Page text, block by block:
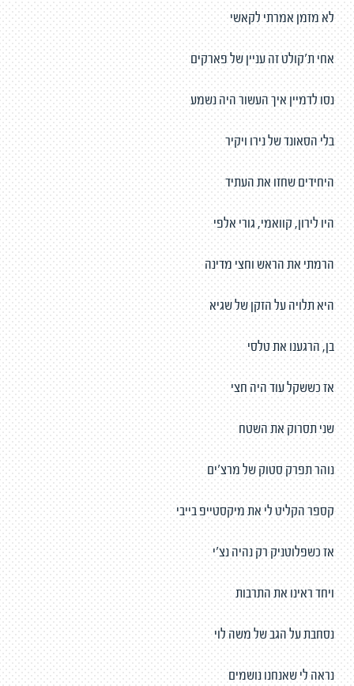
לא מזמן אמרתי לקאשי
אחי ת'קולט זה עניין של פארקים
נסו לדמיין איך העשור היה נשמע
בלי הסאונד של נירו ויקיר
היחידים שחזו את העתיד
היו לירון, קוואמי, גורי אלפי
הרמתי את הראש וחצי מדינה
היא תלויה על הזקן של שגיא
בן, הרגענו את טלסי
אז כששקל עוד היה חצי
שני תסרוק את השטח
נוהר תפרק סטוק של מרצ'ים
קספר הקליט לי את מיקסטייפ בייבי
אז כשפלוטניק רק נהיה נצ'י
ויחד ראינו את התרבות
נסחבת על הגב של משה לוי
נראה לי שאנחנו נושמים